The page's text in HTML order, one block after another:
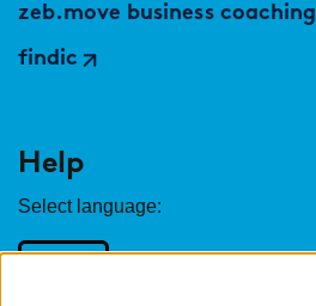
zeb.move business coaching
findic
Help
Select language: